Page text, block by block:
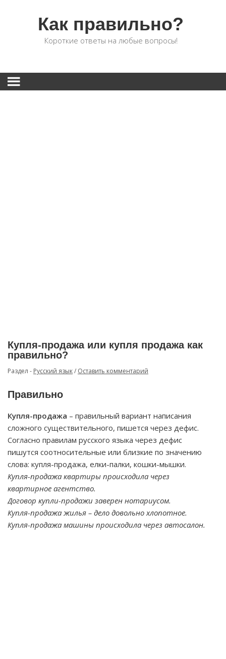
Как правильно?
Короткие ответы на любые вопросы!
Купля-продажа или купля продажа как
правильно?
Раздел - Русский язык/ Оставить комментарий
Правильно
Купля-продажа – правильный вариант написания
сложного существительного, пишется через дефис.
Согласно правилам русского языка через дефис
пишутся соотносительные или близкие по значению
слова: купля-продажа, елки-палки, кошки-мышки.
Купля-продажа квартиры происходила через
квартирное агентство.
Договор купли-продажи заверен нотариусом.
Купля-продажа жилья – дело довольно хлопотное.
Купля-продажа машины происходила через автосалон.